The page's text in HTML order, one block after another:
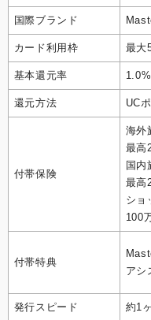
国際ブランド
カード利用枠 最大
基本還元率 1.0%
還元方法 UC
付帯保険
海外
最高
国内
最高
ショ
100
付帯特典
アシ
発行スピード 約1